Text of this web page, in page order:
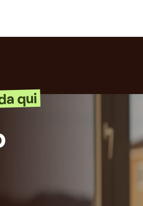
qui